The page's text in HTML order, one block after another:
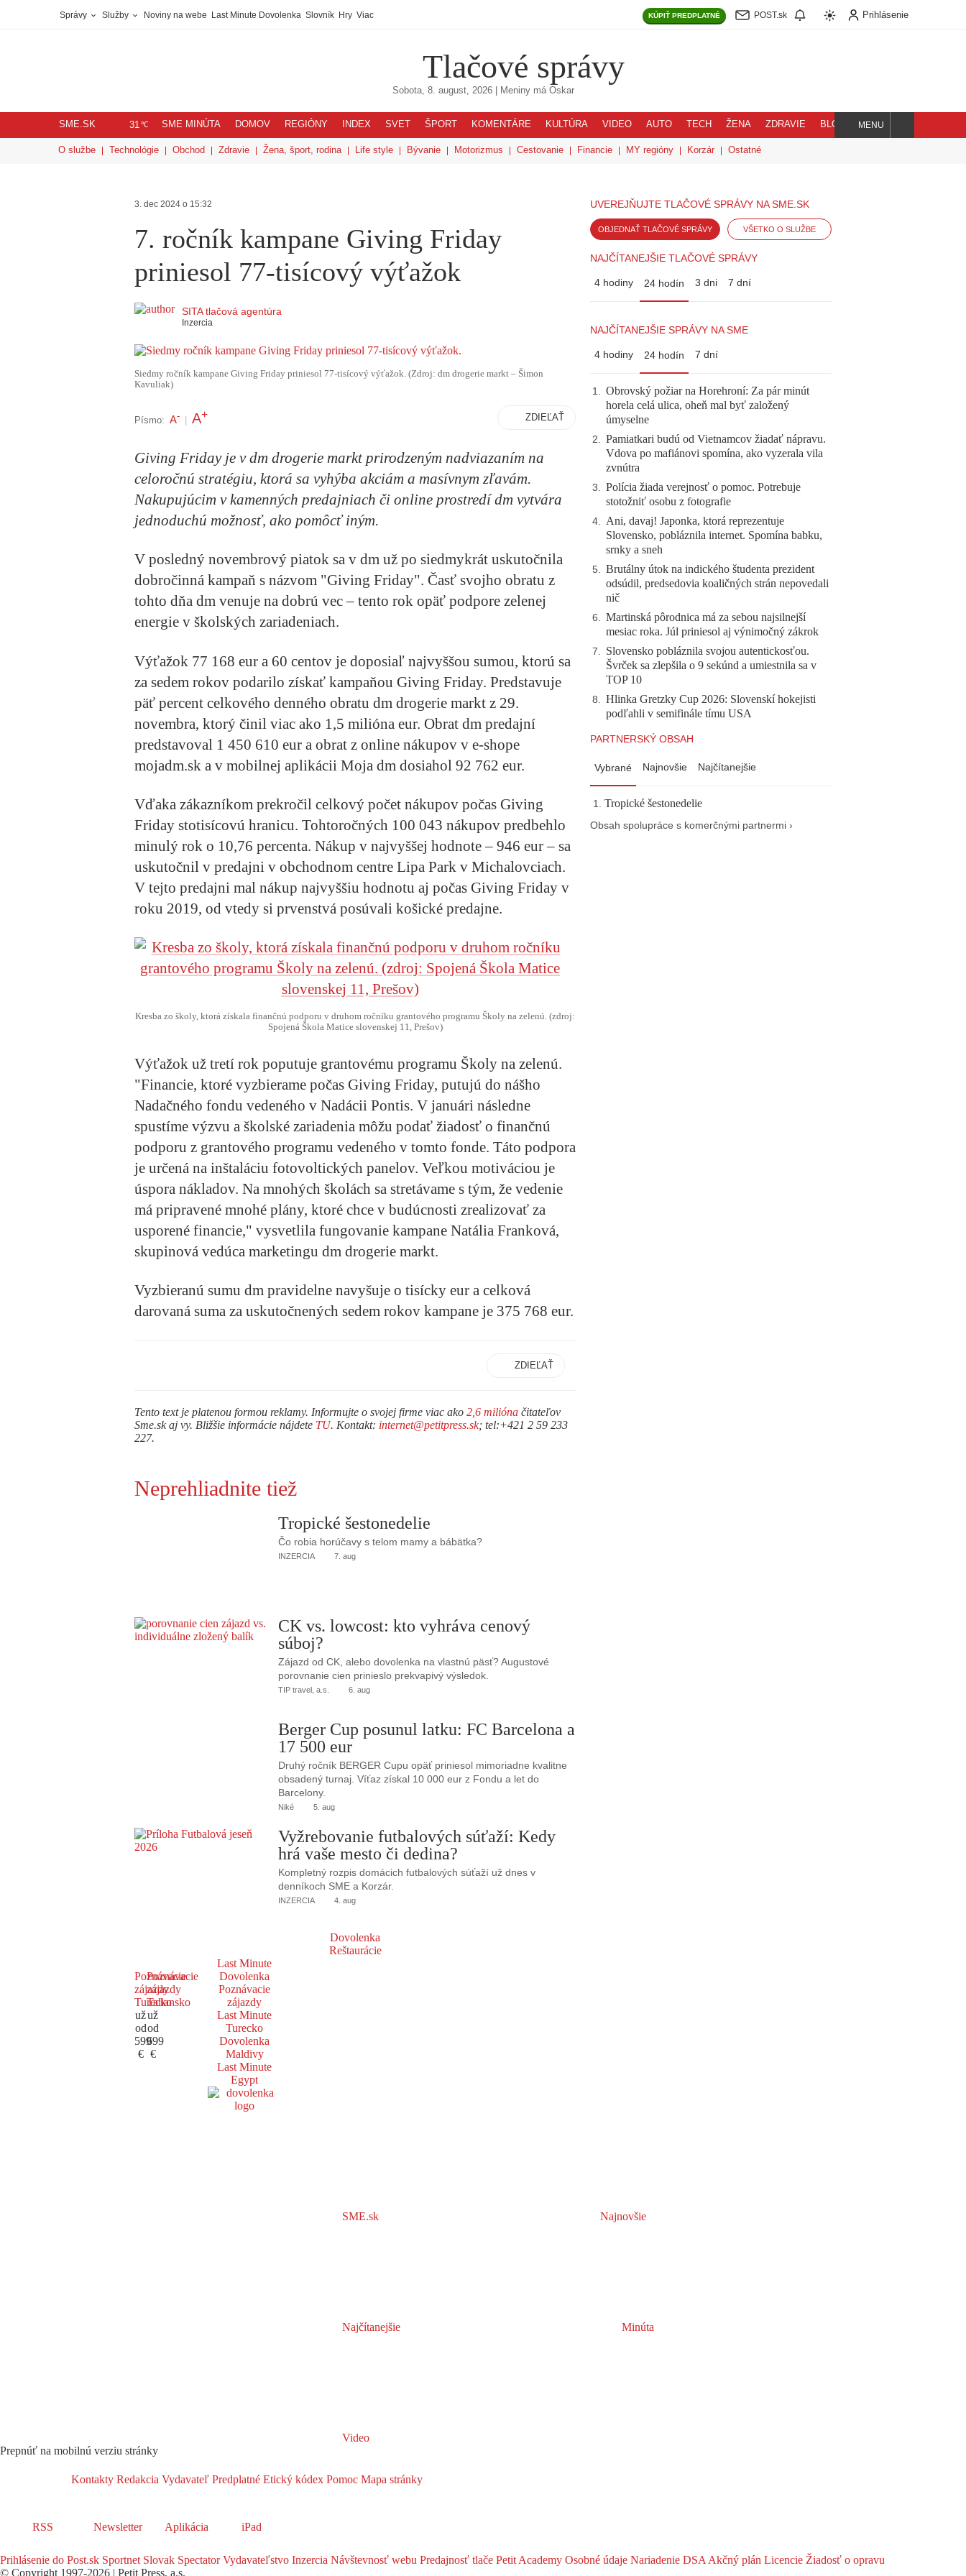
Správy Služby Noviny na webe Last Minute Dovolenka Slovník Hry Viac KÚPIŤ PREDPLATNÉ POST.sk Prihlásenie
Tlačové správy
Sobota, 8. august, 2026| Meniny má Oskar
SME.SK 31℃ SME MINÚTA DOMOV REGIÓNY INDEX SVET ŠPORT KOMENTÁRE KULTÚRA VIDEO AUTO TECH ŽENA ZDRAVIE BLOG
Hľadaj
MENU
O službe Technológie Obchod Zdravie Žena, šport, rodina Life style Bývanie Motorizmus Cestovanie Financie MY regióny Korzár Ostatné
3. dec 2024 o 15:32
7. ročník kampane Giving Friday
priniesol 77-tisícový výťažok
SITA tlačová agentúra
Inzercia
Siedmy ročník kampane Giving Friday priniesol 77-tisícový výťažok. (Zdroj: dm drogerie markt – Šimon
Kavuliak)
Písmo: A- A+ ZDIEĽAŤ
Giving Friday je v dm drogerie markt prirodzeným nadviazaním na
celoročnú stratégiu, ktorá sa vyhýba akciám a masívnym zľavám.
Nakupujúcim v kamenných predajniach či online prostredí dm vytvára
jednoduchú možnosť, ako pomôcť iným.
V posledný novembrový piatok sa v dm už po siedmykrát uskutočnila
dobročinná kampaň s názvom "Giving Friday". Časť svojho obratu z
tohto dňa dm venuje na dobrú vec – tento rok opäť podpore zelenej
energie v školských zariadeniach.
Výťažok 77 168 eur a 60 centov je doposiaľ najvyššou sumou, ktorú sa
za sedem rokov podarilo získať kampaňou Giving Friday. Predstavuje
päť percent celkového denného obratu dm drogerie markt z 29.
novembra, ktorý činil viac ako 1,5 milióna eur. Obrat dm predajní
predstavoval 1 450 610 eur a obrat z online nákupov v e-shope
mojadm.sk a v mobilnej aplikácii Moja dm dosiahol 92 762 eur.
Vďaka zákazníkom prekročil celkový počet nákupov počas Giving
Friday stotisícovú hranicu. Tohtoročných 100 043 nákupov predbehlo
minulý rok o 10,76 percenta. Nákup v najvyššej hodnote – 946 eur – sa
uskutočnil v predajni v obchodnom centre Lipa Park v Michalovciach.
V tejto predajni mal nákup najvyššiu hodnotu aj počas Giving Friday v
roku 2019, od vtedy si prvenstvá posúvali košické predajne.
Kresba zo školy, ktorá získala finančnú podporu v druhom ročníku grantového programu Školy na zelenú. (zdroj:
Spojená Škola Matice slovenskej 11, Prešov)
Výťažok už tretí rok poputuje grantovému programu Školy na zelenú.
"Financie, ktoré vyzbierame počas Giving Friday, putujú do nášho
Nadačného fondu vedeného v Nadácii Pontis. V januári následne
spustíme výzvu a školské zariadenia môžu podať žiadosť o finančnú
podporu z grantového programu vedeného v tomto fonde. Táto podpora
je určená na inštaláciu fotovoltických panelov. Veľkou motiváciou je
úspora nákladov. Na mnohých školách sa stretávame s tým, že vedenie
má pripravené mnohé plány, ktoré chce v budúcnosti zrealizovať za
usporené financie," vysvetlila fungovanie kampane Natália Franková,
skupinová vedúca marketingu dm drogerie markt.
Vyzbieranú sumu dm pravidelne navyšuje o tisícky eur a celková
darovaná suma za uskutočnených sedem rokov kampane je 375 768 eur.
ZDIEĽAŤ
Tento text je platenou formou reklamy. Informujte o svojej firme viac ako 2,6 milióna čitateľov
Sme.sk aj vy. Bližšie informácie nájdete TU. Kontakt: internet@petitpress.sk; tel:+421 2 59 233
227.
UVEREJŇUJTE TLAČOVÉ SPRÁVY NA SME.SK
OBJEDNAŤ TLAČOVÉ SPRÁVY VŠETKO O SLUŽBE
NAJČÍTANEJŠIE TLAČOVÉ SPRÁVY
4 hodiny 24 hodín 3 dni 7 dní
NAJČÍTANEJŠIE SPRÁVY NA SME
4 hodiny 24 hodín 7 dní
1. Obrovský požiar na Horehroní: Za pár minút
horela celá ulica, oheň mal byť založený
úmyselne
2. Pamiatkari budú od Vietnamcov žiadať nápravu.
Vdova po mafiánovi spomína, ako vyzerala vila
zvnútra
3. Polícia žiada verejnosť o pomoc. Potrebuje
stotožniť osobu z fotografie
4. Ani, davaj! Japonka, ktorá reprezentuje
Slovensko, pobláznila internet. Spomína babku,
srnky a sneh
5. Brutálny útok na indického študenta prezident
odsúdil, predsedovia koaličných strán nepovedali
nič
6. Martinská pôrodnica má za sebou najsilnejší
mesiac roka. Júl priniesol aj výnimočný zákrok
7. Slovensko pobláznila svojou autentickosťou.
Švrček sa zlepšila o 9 sekúnd a umiestnila sa v
TOP 10
8. Hlinka Gretzky Cup 2026: Slovenskí hokejisti
podľahli v semifinále tímu USA
PARTNERSKÝ OBSAH
Vybrané Najnovšie Najčítanejšie
Tropické šestonedelie
Obsah spolupráce s komerčnými partnermi ›
Neprehliadnite tiež
Tropické šestonedelie
Čo robia horúčavy s telom mamy a bábätka?
INZERCIA 7. aug
CK vs. lowcost: kto vyhráva cenový
súboj?
Zájazd od CK, alebo dovolenka na vlastnú päsť? Augustové
porovnanie cien prinieslo prekvapivý výsledok.
TIP travel, a.s. 6. aug
Berger Cup posunul latku: FC Barcelona a
17 500 eur
Druhý ročník BERGER Cupu opäť priniesol mimoriadne kvalitne
obsadený turnaj. Víťaz získal 10 000 eur z Fondu a let do
Barcelony.
Niké 5. aug
Vyžrebovanie futbalových súťaží: Kedy
hrá vaše mesto či dedina?
Kompletný rozpis domácich futbalových súťaží už dnes v
denníkoch SME a Korzár.
INZERCIA 4. aug
Dovolenka
Reštaurácie
Poznávacie
zájazdy
Turecko
už
od
599
€
Poznávacie
zájazdy
Taliansko
už
od
699
€
Last Minute
Dovolenka
Poznávacie
zájazdy
Last Minute
Turecko
Dovolenka
Maldivy
Last Minute
Egypt
SME.sk Najnovšie
Najčítanejšie Minúta
Video
Prepnúť na mobilnú verziu stránky
Kontakty Redakcia Vydavateľ Predplatné Etický kódex Pomoc Mapa stránky
RSS Newsletter Aplikácia iPad
Prihlásenie do Post.sk Sportnet Slovak SpectatorVydavateľstvo Inzercia Návštevnosť webu Predajnosť tlače Petit Academy Osobné údaje Nariadenie DSA Akčný plán Licencie Žiadosť o opravu
© Copyright 1997-2026 | Petit Press, a.s.